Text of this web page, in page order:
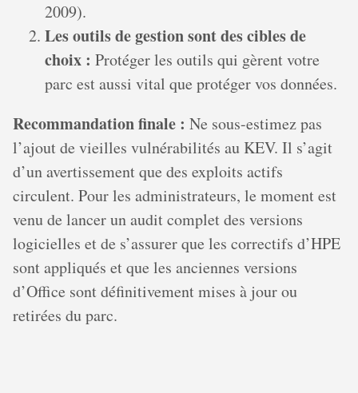
2009).
Les outils de gestion sont des cibles de
choix : Protéger les outils qui gèrent votre
parc est aussi vital que protéger vos données.
Recommandation finale : Ne sous-estimez pas
l’ajout de vieilles vulnérabilités au KEV. Il s’agit
d’un avertissement que des exploits actifs
circulent. Pour les administrateurs, le moment est
venu de lancer un audit complet des versions
logicielles et de s’assurer que les correctifs d’HPE
sont appliqués et que les anciennes versions
d’Office sont définitivement mises à jour ou
retirées du parc.